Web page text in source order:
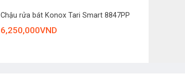
Chậu rửa bát Konox Tari Smart 8847PP
6,250,000VND